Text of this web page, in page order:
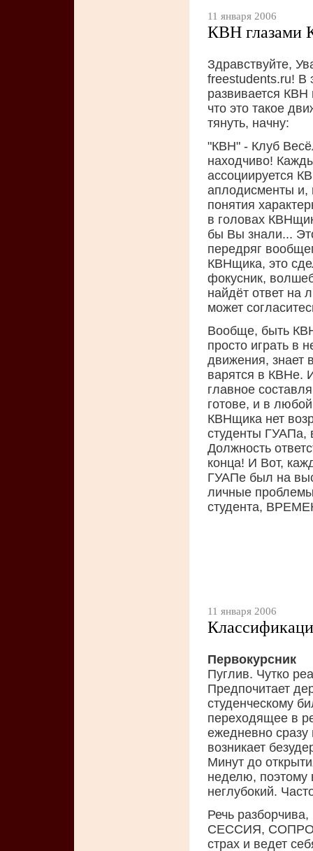
11 января 2006
КВН глазами
Здравствуйте,
freestudents.ru! В
развивается
что это такое
тянуть, начну:
"КВН" - Клуб
находчиво!
ассоциируется
аплодисменты и,
понятия
в головах
бы Вы знали...
передряг
КВНщика, это
фокусник,
найдёт ответ на
может
Вообще, быть
просто играть в
движения, знает
варятся в КВНе.
главное
готове, и в
КВНщика нет
студенты ГУАПа,
Должность
конца! И Вот,
ГУАПе был на
личные
студента,
11 января 2006
Первокурсник
Пуглив. Чутко
Предпочитает
студенческому
переходящее в
ежедневно сразу
возникает
Минут до
неделю, поэтому
неглубокий.
Речь
СЕССИЯ,
страх и ведет